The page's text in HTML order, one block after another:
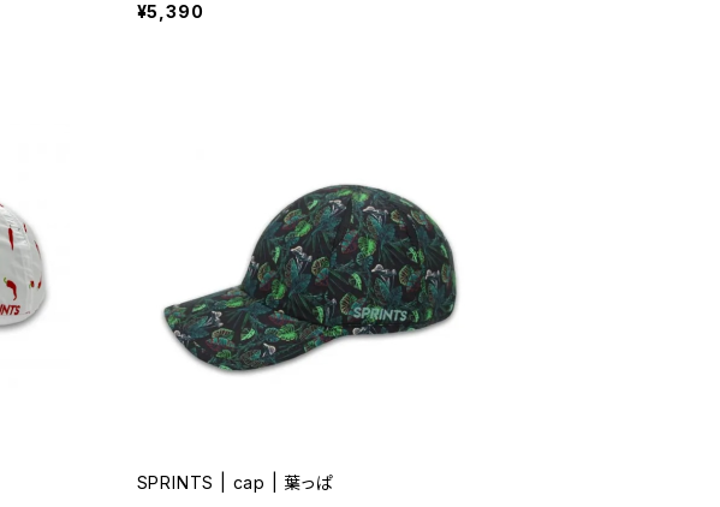
¥5,390
SPRINTS | cap | 葉っぱ